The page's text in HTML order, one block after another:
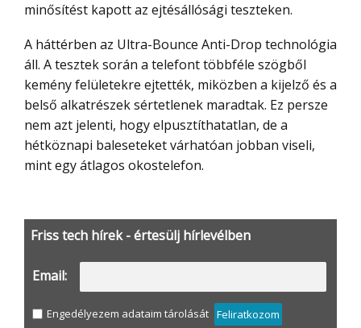
minősítést kapott az ejtésállósági teszteken.
A háttérben az Ultra-Bounce Anti-Drop technológia
áll. A tesztek során a telefont többféle szögből
kemény felületekre ejtették, miközben a kijelző és a
belső alkatrészek sértetlenek maradtak. Ez persze
nem azt jelenti, hogy elpusztíthatatlan, de a
hétköznapi baleseteket várhatóan jobban viseli,
mint egy átlagos okostelefon.
Friss tech hírek - értesülj hírlevélben
Email:
Engedélyezem adataim tárolását Feliratkozom